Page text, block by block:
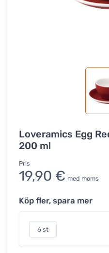
Loveramics Egg
200 ml
Pris
19,90 € med moms
Köp fler, spara mer
6 st